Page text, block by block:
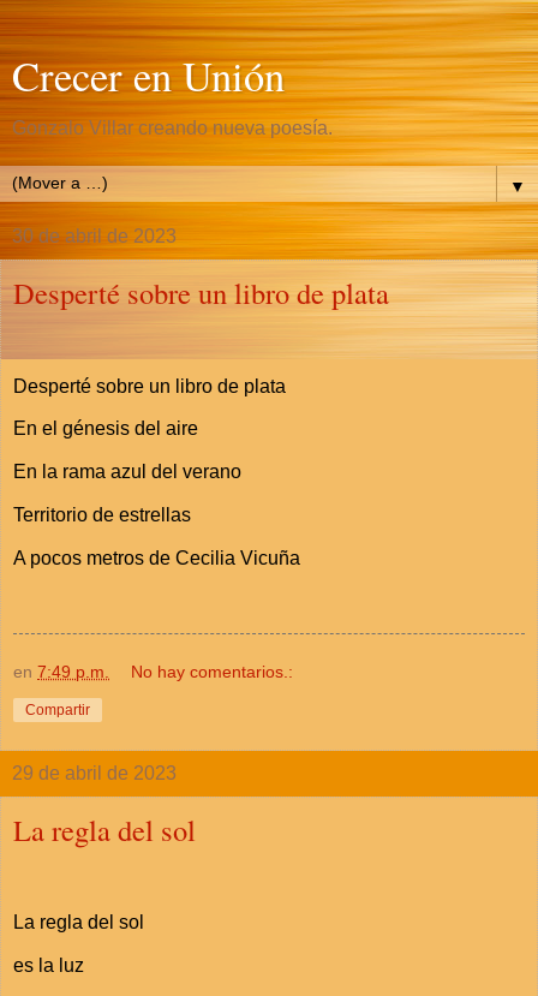
Crecer en Unión
Gonzalo Villar creando nueva poesía.
▼
30 de abril de 2023
Desperté sobre un libro de plata
Desperté sobre un libro de plata
En el génesis del aire
En la rama azul del verano
Territorio de estrellas
A pocos metros de Cecilia Vicuña
en 7:49 p.m. No hay comentarios.:
Compartir
29 de abril de 2023
La regla del sol
La regla del sol
es la luz